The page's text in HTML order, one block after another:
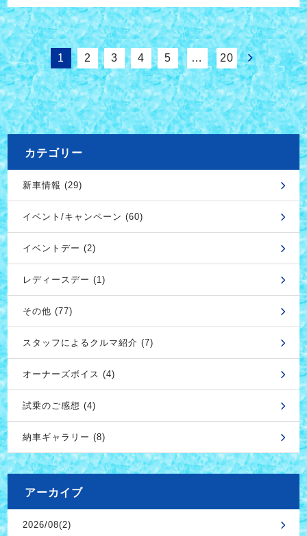
1 2 3 4 5 … 20
カテゴリー
新車情報 (29)
イベント/キャンペーン (60)
イベントデー (2)
レディースデー (1)
その他 (77)
スタッフによるクルマ紹介 (7)
オーナーズボイス (4)
試乗のご感想 (4)
納車ギャラリー (8)
アーカイブ
2026/08(2)